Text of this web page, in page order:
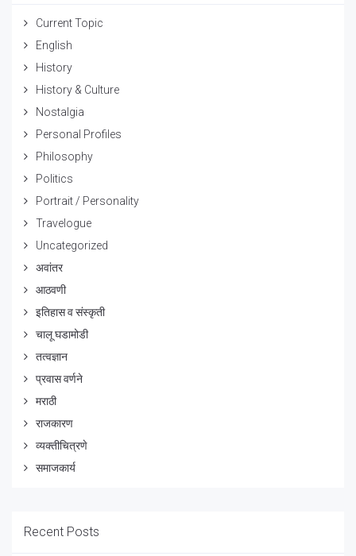
Current Topic
English
History
History & Culture
Nostalgia
Personal Profiles
Philosophy
Politics
Portrait / Personality
Travelogue
Uncategorized
अवांतर
आठवणी
इतिहास व संस्कृती
चालू घडामोडी
तत्वज्ञान
प्रवास वर्णने
मराठी
राजकारण
व्यक्तीचित्रणे
समाजकार्य
Recent Posts